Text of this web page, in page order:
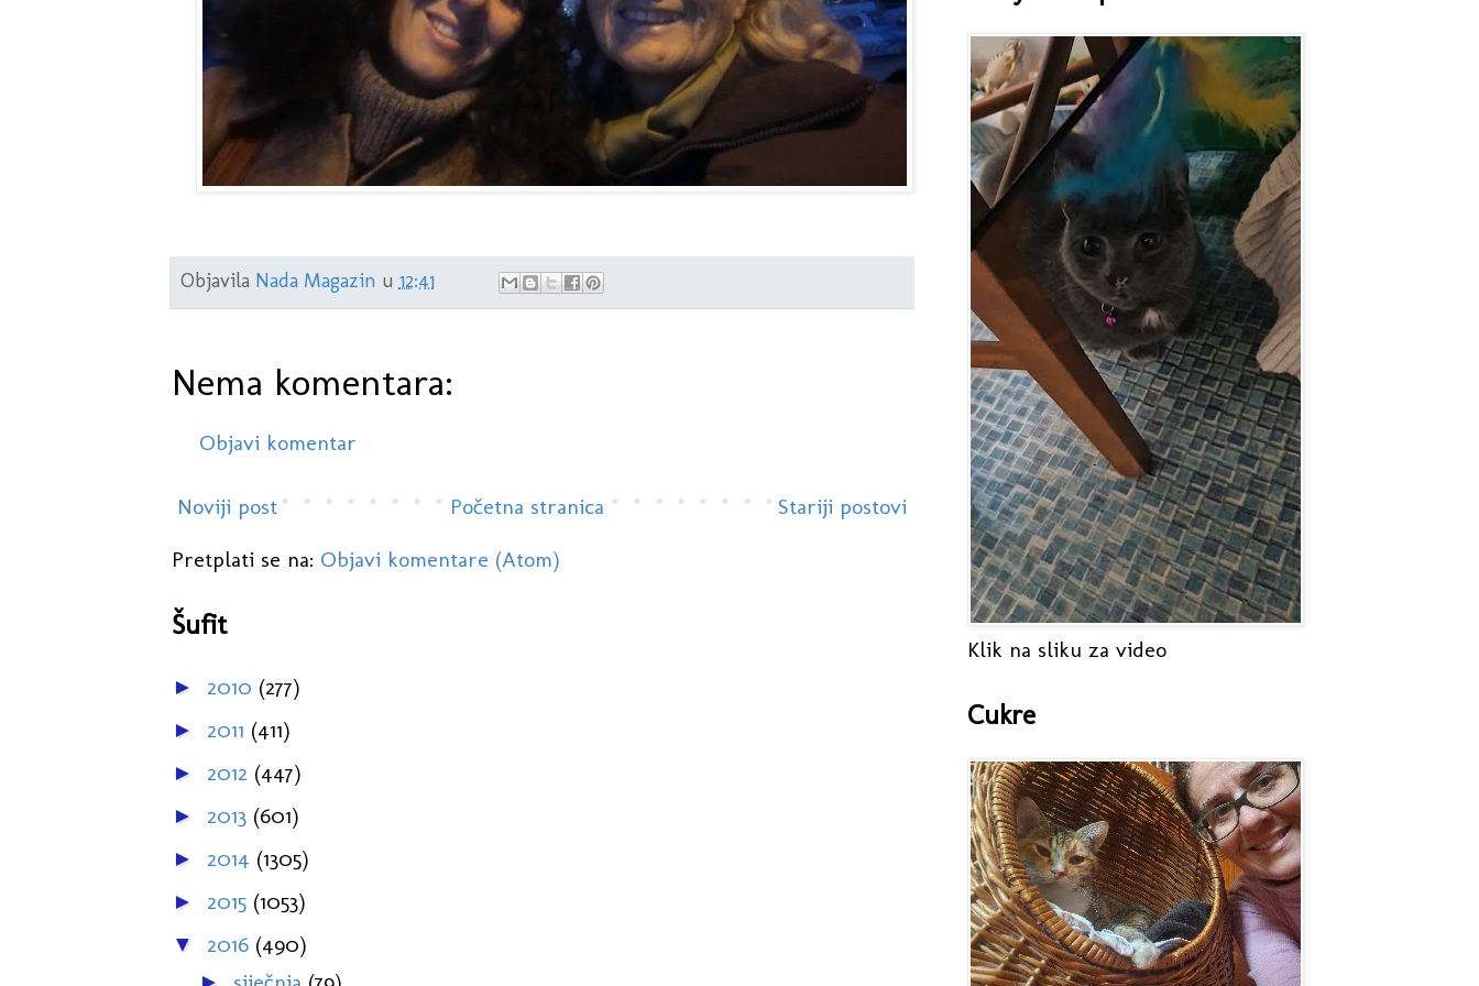
Objavila Nada Magazin u 12:41
Nema komentara:
Objavi komentar
Noviji post Stariji postovi
Početna stranica
Pretplati se na: Objavi komentare (Atom)
Šufit
► 2010 (277)
► 2011 (411)
► 2012 (447)
► 2013 (601)
► 2014 (1305)
► 2015 (1053)
▼ 2016 (490)
Klik na sliku za video
Cukre